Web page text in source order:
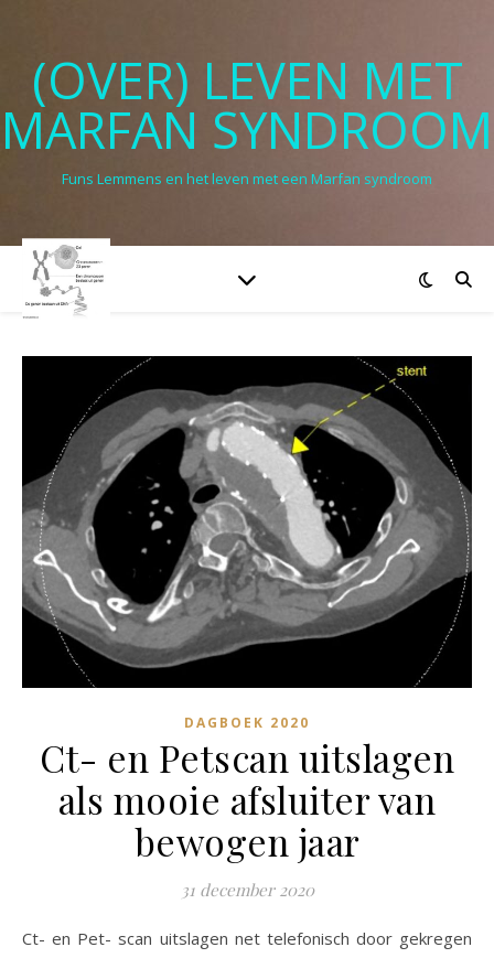
(OVER) LEVEN MET
MARFAN SYNDROOM
Funs Lemmens en het leven met een Marfan syndroom
DAGBOEK 2020
Ct- en Petscan uitslagen
als mooie afsluiter van
bewogen jaar
31 december 2020
Ct- en Pet- scan uitslagen net telefonisch door gekregen